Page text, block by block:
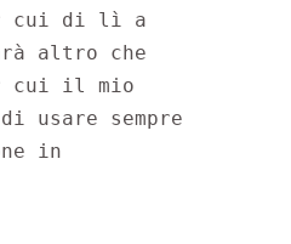
cui di lì a
altro che
cui il mio
usare sempre
in